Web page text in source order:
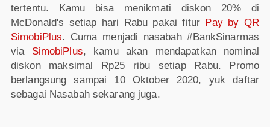
tertentu. Kamu bisa menikmati diskon 20% di
McDonald's setiap hari Rabu pakai fitur Pay by QR
SimobiPlus. Cuma menjadi nasabah #BankSinarmas
via SimobiPlus, kamu akan mendapatkan nominal
diskon maksimal Rp25 ribu setiap Rabu. Promo
berlangsung sampai 10 Oktober 2020, yuk daftar
sebagai Nasabah sekarang juga.